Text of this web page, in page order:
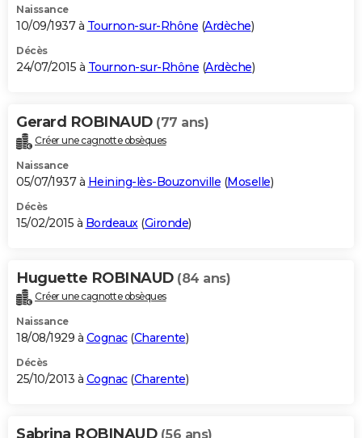
Naissance
10/09/1937 à Tournon-sur-Rhône (Ardèche)
Décès
24/07/2015 à Tournon-sur-Rhône (Ardèche)
Gerard ROBINAUD (77 ans)
Créer une cagnotte obsèques
Naissance
05/07/1937 à Heining-lès-Bouzonville (Moselle)
Décès
15/02/2015 à Bordeaux(Gironde)
Huguette ROBINAUD (84 ans)
Créer une cagnotte obsèques
Naissance
18/08/1929 à Cognac(Charente)
Décès
25/10/2013 à Cognac(Charente)
Sabrina ROBINAUD (56 ans)